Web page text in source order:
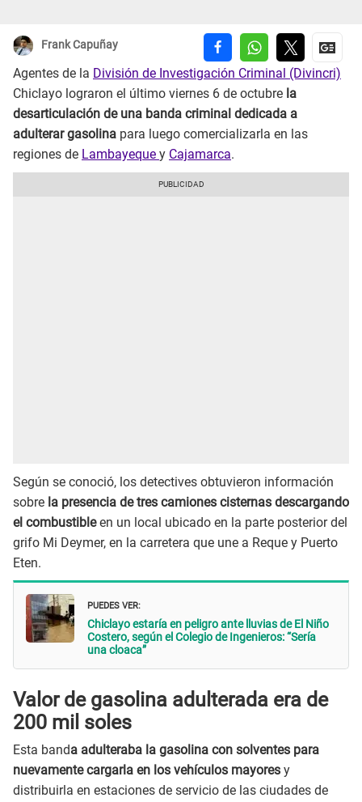
Frank Capuñay
Agentes de la División de Investigación Criminal (Divincri)
Chiclayo lograron el último viernes 6 de octubre la
desarticulación de una banda criminal dedicada a
adulterar gasolina para luego comercializarla en las
regiones de Lambayeque y Cajamarca.
Según se conoció, los detectives obtuvieron información
sobre la presencia de tres camiones cisternas descargando
el combustibleen un local ubicado en la parte posterior del
grifo Mi Deymer, en la carretera que une a Reque y Puerto
Eten.
PUEDES VER:
Chiclayo estaría en peligro ante lluvias de El Niño
Costero, según el Colegio de Ingenieros: “Sería
una cloaca”
Valor de gasolina adulterada era de
200 mil soles
Esta banda adulteraba la gasolina con solventes para
nuevamente cargarla en los vehículos mayores y
distribuirla en estaciones de servicio de las ciudades de